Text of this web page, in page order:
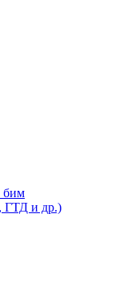
бим
ГТД и др.)